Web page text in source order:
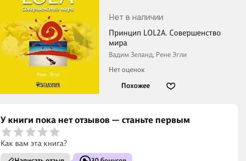
Нет в наличии
Принцип LOL2A. Совершенство
мира
Вадим Зеланд, Рене Эгли
Нет оценок
Похожее
У книги пока нет отзывов — станьте первым
Как вам эта книга?